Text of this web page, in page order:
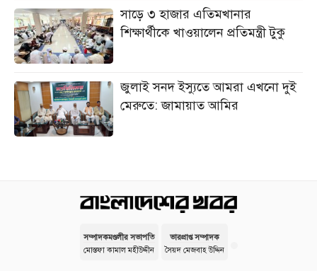
সাড়ে ৩ হাজার এতিমখানার
শিক্ষার্থীকে খাওয়ালেন প্রতিমন্ত্রী টুকু
জুলাই সনদ ইস্যুতে আমরা এখনো দুই
মেরুতে: জামায়াত আমির
সম্পাদকমণ্ডলীর সভাপতি
মোস্তফা কামাল মহীউদ্দীন
ভারপ্রাপ্ত সম্পাদক
সৈয়দ মেজবাহ উদ্দিন